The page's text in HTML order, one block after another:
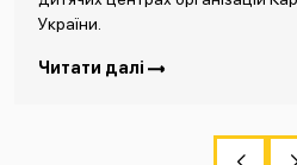
України.
Читати далі